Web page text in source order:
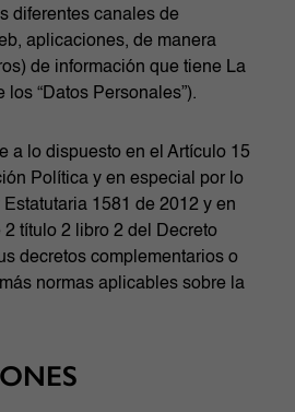
diferentes canales de
aplicaciones, de manera
de información que tiene La
“Datos Personales”).
a lo dispuesto en el Artículo 15
Política y en especial por lo
1581 de 2012 y en
título 2 libro 2 del Decreto
decretos complementarios o
normas aplicables sobre la